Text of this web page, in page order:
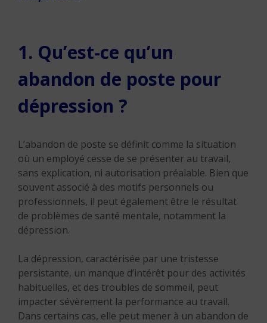
1. Qu’est-ce qu’un
abandon de poste pour
dépression ?
L’abandon de poste se définit comme la situation
où un employé cesse de se présenter au travail,
sans explication, ni autorisation préalable. Bien que
souvent associé à des motifs personnels ou
professionnels, il peut également être le résultat
de problèmes de santé mentale, notamment la
dépression.
La dépression, caractérisée par une tristesse
persistante, un manque d’intérêt pour des activités
habituelles, et des troubles de sommeil, peut
impacter sévèrement la performance au travail.
Dans certains cas, elle peut mener à un abandon de